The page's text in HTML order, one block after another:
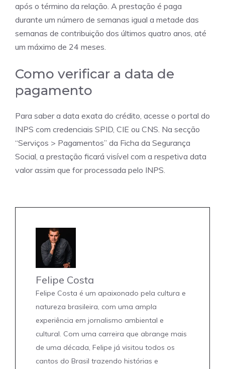
após o término da relação. A prestação é paga
durante um número de semanas igual a metade das
semanas de contribuição dos últimos quatro anos, até
um máximo de 24 meses.
Como verificar a data de
pagamento
Para saber a data exata do crédito, acesse o portal do
INPS com credenciais SPID, CIE ou CNS. Na secção
“Serviços > Pagamentos” da Ficha da Segurança
Social, a prestação ficará visível com a respetiva data
valor assim que for processada pelo INPS.
Felipe Costa
Felipe Costa é um apaixonado pela cultura e
natureza brasileira, com uma ampla
experiência em jornalismo ambiental e
cultural. Com uma carreira que abrange mais
de uma década, Felipe já visitou todos os
cantos do Brasil trazendo histórias e